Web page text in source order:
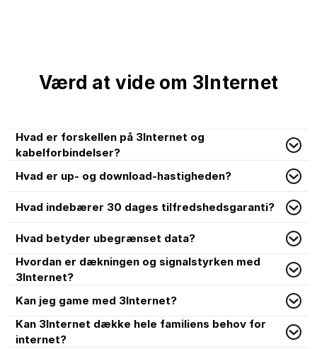
Værd at vide om 3Internet
Hvad er forskellen på 3Internet og
kabelforbindelser?
Hvad er up- og download-hastigheden?
Hvad indebærer 30 dages tilfredshedsgaranti?
Hvad betyder ubegrænset data?
Hvordan er dækningen og signalstyrken med
3Internet?
Kan jeg game med 3Internet?
Kan 3Internet dække hele familiens behov for
internet?